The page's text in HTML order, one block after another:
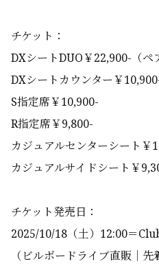
チケット：
DXシートDUO￥22,900-（ペ
DXシートカウンター￥
S指定席￥10,900-
R指定席￥9,800-
カジュアルセンターシート￥
カジュアルサイドシート￥
チケット発売日：
2025/10/18（土）12:00＝
（ビルボードライブ直販｜先